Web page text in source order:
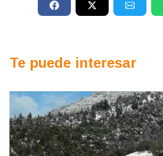
Te puede interesar